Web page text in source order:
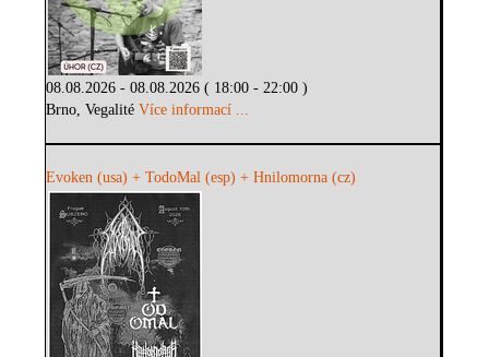
08.08.2026 - 08.08.2026 ( 18:00 - 22:00 )
Brno, VegalitéVíce informací ...
Evoken (usa) + TodoMal (esp) + Hnilomorna (cz)